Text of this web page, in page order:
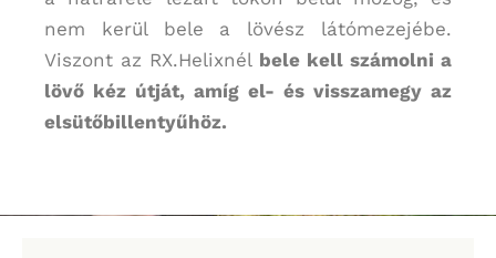
nem kerül bele a lövész látómezejébe.
Viszont az RX.Helixnél bele kell számolni a
lövő kéz útját, amíg el- és visszamegy az
elsütőbillentyűhöz.